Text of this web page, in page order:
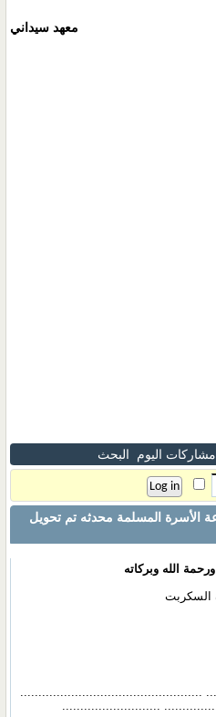
معهد سيداني
مشاركات اليوم البحث
المسلمة محدثه تم تحويل
الله وبركاته
السكربت
..................................................